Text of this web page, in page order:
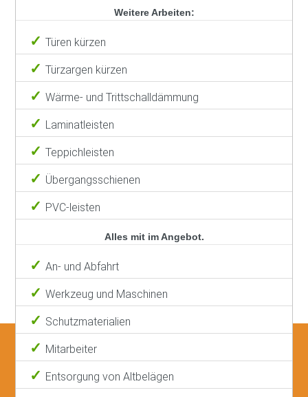
Weitere Arbeiten:
Türen kürzen
Türzargen kürzen
Wärme- und Trittschalldämmung
Laminatleisten
Teppichleisten
Übergangsschienen
PVC-leisten
Alles mit im Angebot.
An- und Abfahrt
Werkzeug und Maschinen
Schutzmaterialien
Mitarbeiter
Entsorgung von Altbelägen